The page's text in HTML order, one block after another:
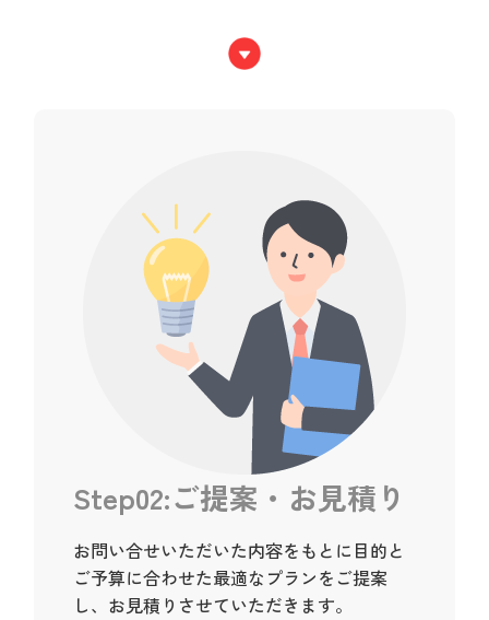
Step02:ご提案・お見積り
お問い合せいただいた内容をもとに目的と
ご予算に合わせた最適なプランをご提案
し、お見積りさせていただきます。